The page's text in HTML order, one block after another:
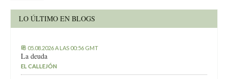
LO ÚLTIMO EN BLOGS
05.08.2026 A LAS 00:56 GMT
La deuda
EL CALLEJÓN